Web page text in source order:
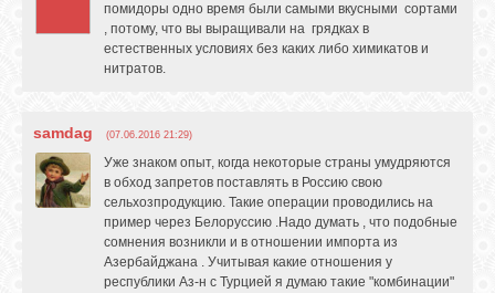
RSS
помидоры одно время были самыми вкусными сортами
, потому, что вы выращивали на грядках в
естественных условиях без каких либо химикатов и
нитратов.
samdag (07.06.2016 21:29)
Уже знаком опыт, когда некоторые страны умудряются
в обход запретов поставлять в Россию свою
сельхозпродукцию. Такие операции проводились на
пример через Белоруссию .Надо думать , что подобные
сомнения возникли и в отношении импорта из
Азербайджана . Учитывая какие отношения у
республики Аз-н с Турцией я думаю такие "комбинации"